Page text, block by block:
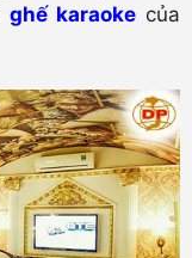
ghế karaokecủa